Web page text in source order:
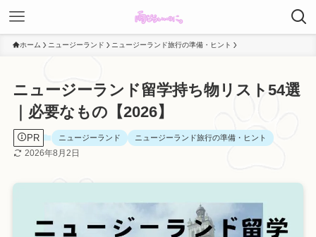
ホーム ニュージーランド ニュージーランド旅行の準備・ヒント
ニュージーランド留学持ち物リスト54選
｜必要なもの【2026】
PR ニュージーランド ニュージーランド旅行の準備・ヒント
2026年8月2日